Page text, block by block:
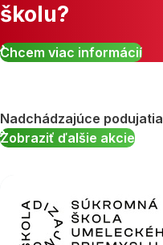
školu?
Chcem viac informácií
Nadchádzajúce podujatia
Zobraziť ďalšie akcie